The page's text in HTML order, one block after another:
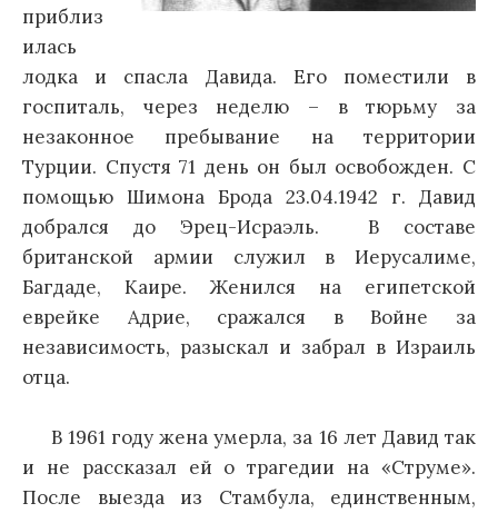
приблиз
илась
лодка и спасла Давида. Его поместили в
госпиталь, через неделю – в тюрьму за
незаконное пребывание на территории
Турции. Спустя 71 день он был освобожден. С
помощью Шимона Брода 23.04.1942 г. Давид
добрался до Эрец-Исраэль. В составе
британской армии служил в Иерусалиме,
Багдаде, Каире. Женился на египетской
еврейке Адрие, сражался в Войне за
независимость, разыскал и забрал в Израиль
отца.
В 1961 году жена умерла, за 16 лет Давид так
и не рассказал ей о трагедии на «Струме».
После выезда из Стамбула, единственным,